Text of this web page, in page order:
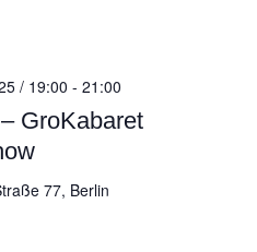
GroKabaret
/ 19:00 - 21:00
77, Berlin